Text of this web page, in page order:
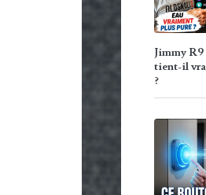
Jimmy R9
tient-il
?